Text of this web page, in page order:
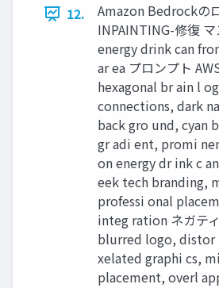
12.
Amazon Bedrockの
INPAINTING-修復
energy drink can
ar ea プロンプト
hexagonal br ain l
connections, dark
back gro und, cyan
gr adi ent, promi
on energy dr ink c
eek tech branding,
professi onal
integ ration ネガテ
blurred logo,
xelated graphi cs,
placement, overl